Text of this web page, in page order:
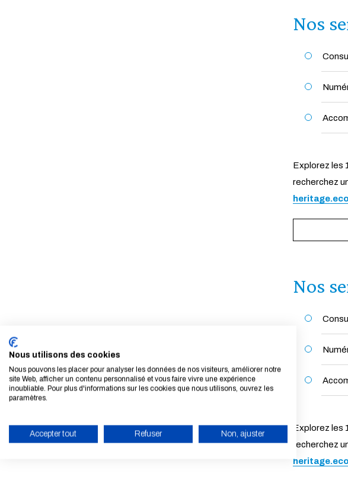
Nos
Explorez les
recherchez
Nos
Explorez les
recherchez
Nous utilisons des cookies
Nous pouvons les placer pour analyser les données de nos visiteurs, améliorer notre
site Web, afficher un contenu personnalisé et vous faire vivre une expérience
inoubliable. Pour plus d'informations sur les cookies que nous utilisons, ouvrez les
paramètres.
Accepter tout Refuser Non, ajuster